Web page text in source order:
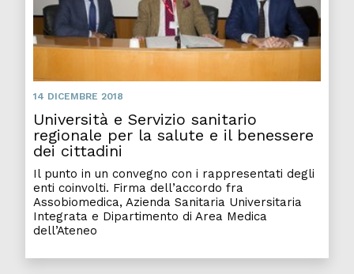
14 DICEMBRE 2018
Università e Servizio sanitario
regionale per la salute e il benessere
dei cittadini
Il punto in un convegno con i rappresentati degli
enti coinvolti. Firma dell’accordo fra
Assobiomedica, Azienda Sanitaria Universitaria
Integrata e Dipartimento di Area Medica
dell’Ateneo